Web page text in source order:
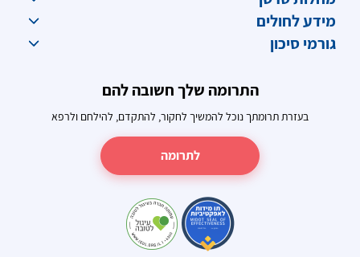
מידע לחולים
גורמי סיכון
התרומה שלך חשובה להם
בעזרת תרומתך נוכל להמשיך לחקור, להתקדם, להילחם ולרפא
לתרומה